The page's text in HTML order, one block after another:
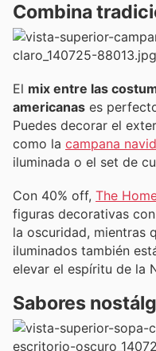
Combina
El mix entre las
americanas es
Puedes decorar el
como la campana
iluminada o el set de
Con 40% off, The
figuras decorativas
la oscuridad, mientras
iluminados también
elevar el espíritu de la
Sabores